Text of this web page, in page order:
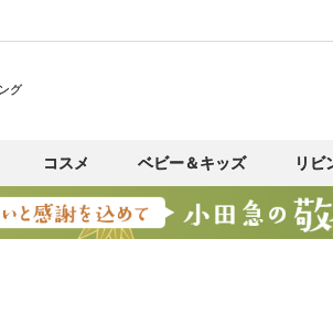
グ
コスメ ベビー＆キッズ リビ